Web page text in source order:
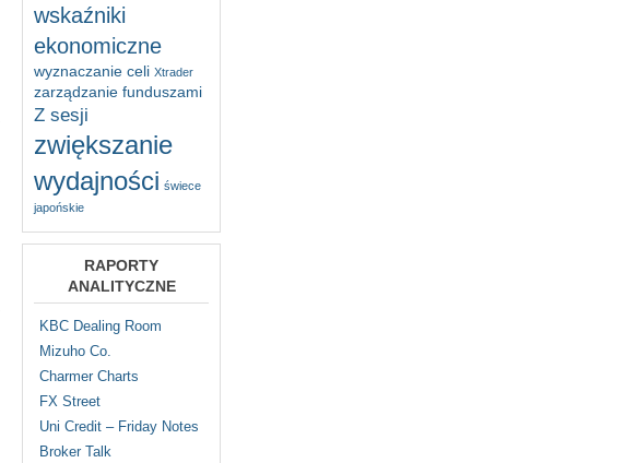
wskaźniki
ekonomiczne
wyznaczanie celi Xtrader
zarządzanie funduszami
Z sesji
zwiększanie
wydajności świece
japońskie
RAPORTY
ANALITYCZNE
KBC Dealing Room
Mizuho Co.
Charmer Charts
FX Street
Uni Credit – Friday Notes
Broker Talk